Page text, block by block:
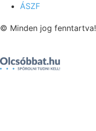
ÁSZF
© Minden jog fenntartva!